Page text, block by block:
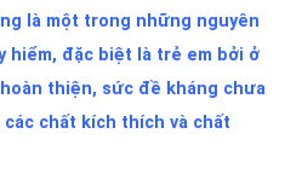
là một trong những nguyên
hiểm, đặc biệt là trẻ em bởi ở
thiện, sức đề kháng chưa
chất kích thích và chất